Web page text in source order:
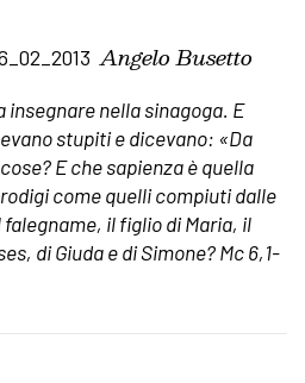
Angelo Busetto
insegnare nella sinagoga. E
stupiti e dicevano: «Da
E che sapienza è quella
come quelli compiuti dalle
il figlio di Maria, il
di Giuda e di Simone? Mc 6,1-